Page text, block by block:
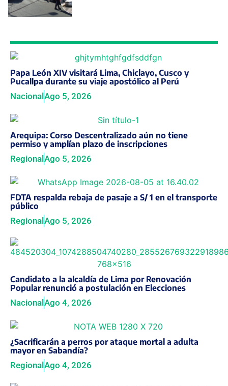
Papa León XIV visitará Lima, Chiclayo, Cusco y
Pucallpa durante su viaje apostólico al Perú
Nacional Ago 5, 2026
Arequipa: Corso Descentralizado aún no tiene
permiso y amplían plazo de inscripciones
RegionalAgo 5, 2026
FDTA respalda rebaja de pasaje a S/ 1 en el transporte
público
Regional Ago 5, 2026
Candidato a la alcaldía de Lima por Renovación
Popular renunció a postulación en Elecciones
Nacional Ago 4, 2026
¿Sacrificarán a perros por ataque mortal a adulta
mayor en Sabandía?
RegionalAgo 4, 2026